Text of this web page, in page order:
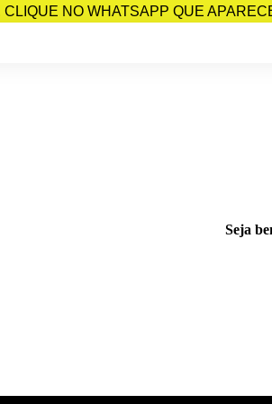
NO WHATSAPP QUE
Seja